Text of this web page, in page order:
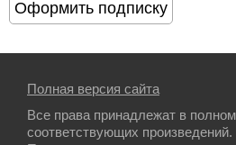
Полная версия сайта
Все права принадлежат в
соответствующих произведений.